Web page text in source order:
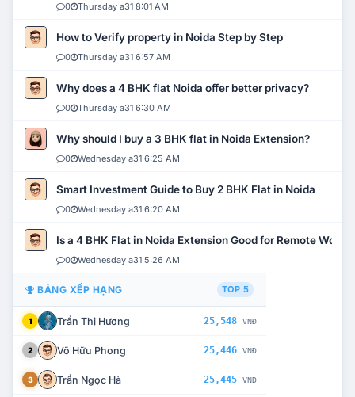
0 Thursday a31 8:01 AM
How to Verify property in Noida Step by Step
0 Thursday a31 6:57 AM
Why does a 4 BHK flat Noida offer better privacy?
0 Thursday a31 6:30 AM
Why should I buy a 3 BHK flat in Noida Extension?
0 Wednesday a31 6:25 AM
Smart Investment Guide to Buy 2 BHK Flat in Noida
0 Wednesday a31 6:20 AM
Is a 4 BHK Flat in Noida Extension Good for Remote Work?
0 Wednesday a31 5:26 AM
BẢNG XẾP HẠNG TOP 5
1 Trần Thị Hương 25,548 VNĐ
2 Võ Hữu Phong 25,446 VNĐ
3 Trần Ngọc Hà 25,445 VNĐ